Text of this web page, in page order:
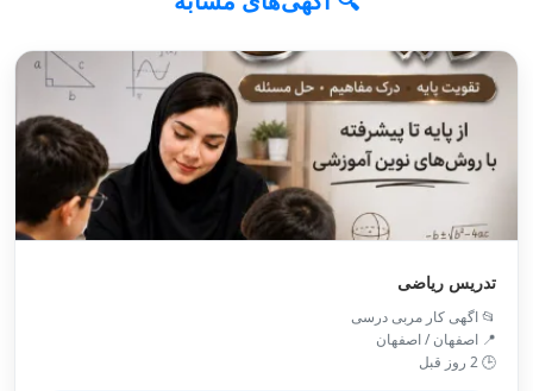
تدریس ریاضی
📂 اگهی کار مربی درسی
📍 اصفهان / اصفهان
🕒 2 روز قبل